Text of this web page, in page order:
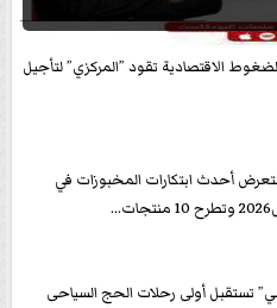
الاقتصادية تقود ”المركزي” لتأجيل
أحدث ابتكارات المخبوزات في
تستقبل أولى رحلات الحج السياحى